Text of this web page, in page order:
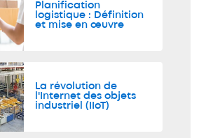
Planification
logistique : Définition
et mise en œuvre
La révolution de
l'Internet des objets
industriel (IIoT)